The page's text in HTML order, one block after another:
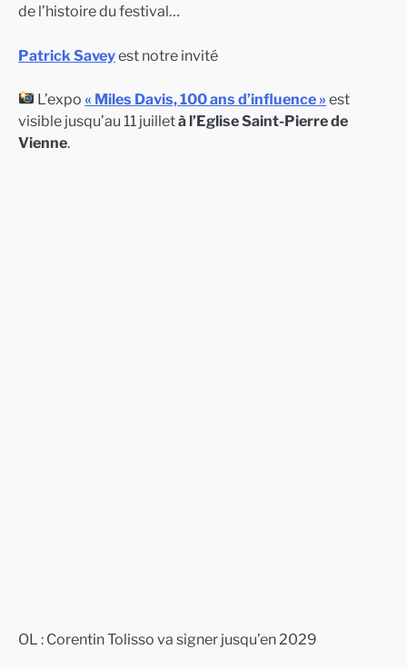
de l’histoire du festival…
Patrick Saveyest notre invité
L’expo « Miles Davis, 100 ans d’influence » est
visible jusqu’au 11 juilletà l’Eglise Saint-Pierre de
Vienne.
OL : Corentin Tolisso va signer jusqu’en 2029